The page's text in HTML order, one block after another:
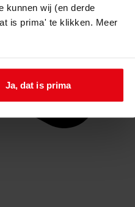
kunnen wij (en derde
is prima' te klikken. Meer
Ja, dat is prima